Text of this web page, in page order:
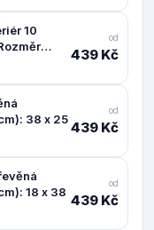
10
od
439 Kč
38 x 25
od
439 Kč
18 x 38
od
439 Kč